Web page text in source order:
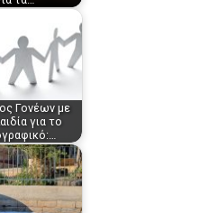
Γονέων με
για το